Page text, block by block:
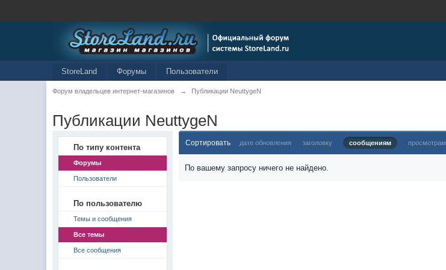
StoreLand Форумы Пользователи
Форум владельцев интернет-магазинов → Публикации NeuttygeN
Публикации NeuttygeN
По типу контента
Форумы
Пользователи
По пользователю
Темы и сообщения
Все темы
Все сообщения
Сортировать дате обновления заголовку сообщениям просмотрам
По вашему запросу ничего не найдено.